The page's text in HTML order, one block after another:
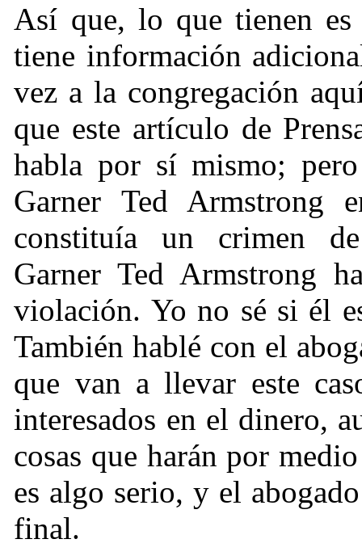
Así que, lo que tienen
tiene información
vez a la congregación
que este artículo de
habla por sí mismo;
Garner Ted Armstrong
constituía un crimen de
Garner Ted Armstrong
violación. Yo no sé si él
También hablé con el
que van a llevar este
interesados en el dinero,
cosas que harán por
es algo serio, y el
final.